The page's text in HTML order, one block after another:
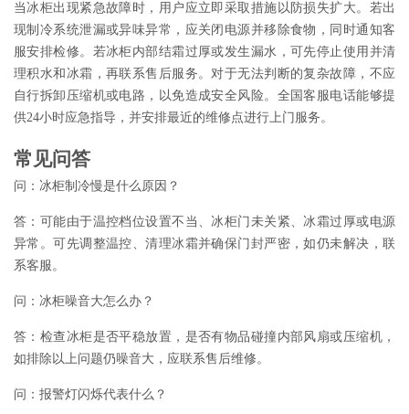
当冰柜出现紧急故障时，用户应立即采取措施以防损失扩大。若出
现制冷系统泄漏或异味异常，应关闭电源并移除食物，同时通知客
服安排检修。若冰柜内部结霜过厚或发生漏水，可先停止使用并清
理积水和冰霜，再联系售后服务。对于无法判断的复杂故障，不应
自行拆卸压缩机或电路，以免造成安全风险。全国客服电话能够提
供24小时应急指导，并安排最近的维修点进行上门服务。
常见问答
问：冰柜制冷慢是什么原因？
答：可能由于温控档位设置不当、冰柜门未关紧、冰霜过厚或电源
异常。可先调整温控、清理冰霜并确保门封严密，如仍未解决，联
系客服。
问：冰柜噪音大怎么办？
答：检查冰柜是否平稳放置，是否有物品碰撞内部风扇或压缩机，
如排除以上问题仍噪音大，应联系售后维修。
问：报警灯闪烁代表什么？